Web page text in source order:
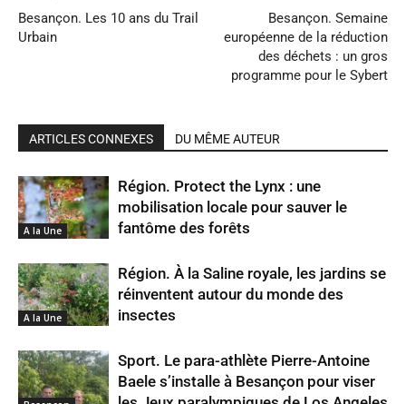
Besançon. Les 10 ans du Trail
Urbain
Besançon. Semaine
européenne de la réduction
des déchets : un gros
programme pour le Sybert
ARTICLES CONNEXES DU MÊME AUTEUR
A la Une
Région. Protect the Lynx : une
mobilisation locale pour sauver le
fantôme des forêts
A la Une
Région. À la Saline royale, les jardins se
réinventent autour du monde des
insectes
Sport. Le para-athlète Pierre-Antoine
Baele s’installe à Besançon pour viser